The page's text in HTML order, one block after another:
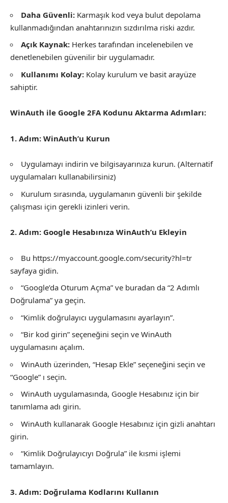
Daha Güvenli: Karmaşık kod veya bulut depolama
kullanmadığından anahtarınızın sızdırılma riski azdır.
Açık Kaynak: Herkes tarafından incelenebilen ve
denetlenebilen güvenilir bir uygulamadır.
Kullanımı Kolay: Kolay kurulum ve basit arayüze
sahiptir.
WinAuth ile Google 2FA Kodunu Aktarma Adımları:
1. Adım: WinAuth’u Kurun
Uygulamayı indirin ve bilgisayarınıza kurun. (Alternatif
uygulamaları kullanabilirsiniz)
Kurulum sırasında, uygulamanın güvenli bir şekilde
çalışması için gerekli izinleri verin.
2. Adım: Google Hesabınıza WinAuth’u Ekleyin
Bu https://myaccount.google.com/security?hl=tr
sayfaya gidin.
“Google’da Oturum Açma” ve buradan da “2 Adımlı
Doğrulama” ya geçin.
“Kimlik doğrulayıcı uygulamasını ayarlayın”.
“Bir kod girin” seçeneğini seçin ve WinAuth
uygulamasını açalım.
WinAuth üzerinden, “Hesap Ekle” seçeneğini seçin ve
“Google” ı seçin.
WinAuth uygulamasında, Google Hesabınız için bir
tanımlama adı girin.
WinAuth kullanarak Google Hesabınız için gizli anahtarı
girin.
“Kimlik Doğrulayıcıyı Doğrula” ile kısmi işlemi
tamamlayın.
3. Adım: Doğrulama Kodlarını Kullanın